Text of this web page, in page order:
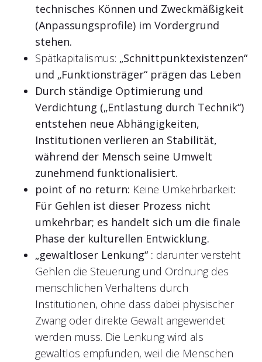
technisches Können und Zweckmäßigkeit
(Anpassungsprofile) im Vordergrund
stehen.
Spätkapitalismus: „Schnittpunktexistenzen“
und „Funktionsträger“ prägen das Leben
Durch ständige Optimierung und
Verdichtung („Entlastung durch Technik“)
entstehen neue Abhängigkeiten,
Institutionen verlieren an Stabilität,
während der Mensch seine Umwelt
zunehmend funktionalisiert.
point of no return: Keine Umkehrbarkeit:
Für Gehlen ist dieser Prozess nicht
umkehrbar; es handelt sich um die finale
Phase der kulturellen Entwicklung.
„gewaltloser Lenkung“ : darunter versteht
Gehlen die Steuerung und Ordnung des
menschlichen Verhaltens durch
Institutionen, ohne dass dabei physischer
Zwang oder direkte Gewalt angewendet
werden muss. Die Lenkung wird als
gewaltlos empfunden, weil die Menschen